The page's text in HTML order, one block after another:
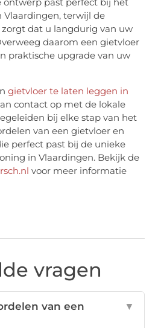
Vlaardingen, terwijl de
dat u langdurig van uw
daarom een gietvloer
praktische upgrade van uw
gietvloer te laten leggen in
contact op met de lokale
bij elke stap van het
van een gietvloer en
perfect past bij de unieke
in Vlaardingen. Bekijk de
voor meer informatie
vragen
van een
▼